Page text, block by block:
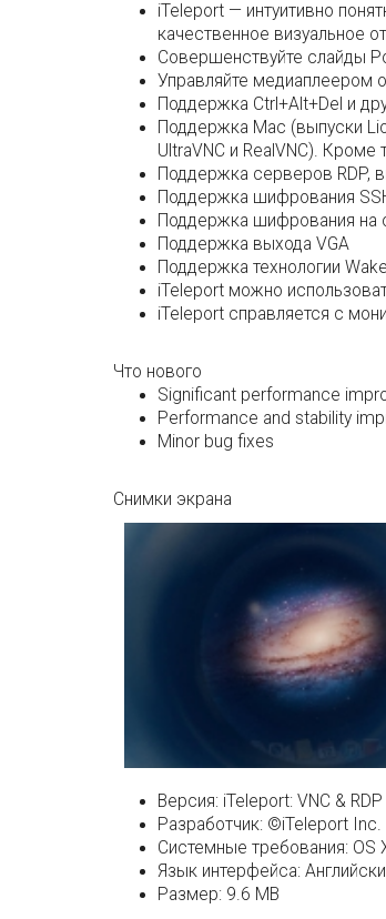
iTeleport — интуитивно
качественное визуальное
Совершенствуйте слайды
Управляйте медиаплеером
Поддержка Ctrl+Alt+Del и
Поддержка Mac (выпуски
UltraVNC и RealVNC).
Поддержка серверов RDP,
Поддержка шифрования
Поддержка шифрования на
Поддержка выхода VGA
Поддержка технологии
iTeleport можно
iTeleport справляется с
Что нового
Significant performance
Performance and stability
Minor bug fixes
Снимки экрана
Версия: iTeleport: VNC &
Разработчик: ©iTeleport Inc.
Системные требования: OS
Язык интерфейса:
Размер: 9.6 MB